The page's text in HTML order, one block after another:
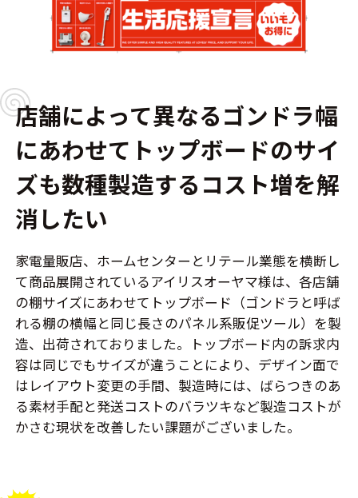
店舗によって異なるゴンドラ幅
にあわせてトップボードのサイ
ズも数種製造するコスト増を解
消したい
家電量販店、ホームセンターとリテール業態を横断し
て商品展開されているアイリスオーヤマ様は、各店舗
の棚サイズにあわせてトップボード（ゴンドラと呼ば
れる棚の横幅と同じ長さのパネル系販促ツール）を製
造、出荷されておりました。トップボード内の訴求内
容は同じでもサイズが違うことにより、デザイン面で
はレイアウト変更の手間、製造時には、ばらつきのあ
る素材手配と発送コストのバラツキなど製造コストが
かさむ現状を改善したい課題がございました。